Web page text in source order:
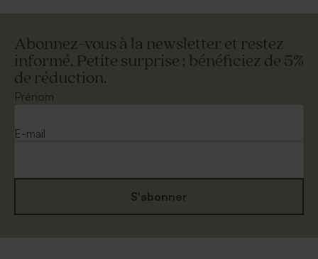
Abonnez-vous à la newsletter et restez
informé. Petite surprise : bénéficiez de 5%
de réduction.
Prénom
E-mail
S'abonner